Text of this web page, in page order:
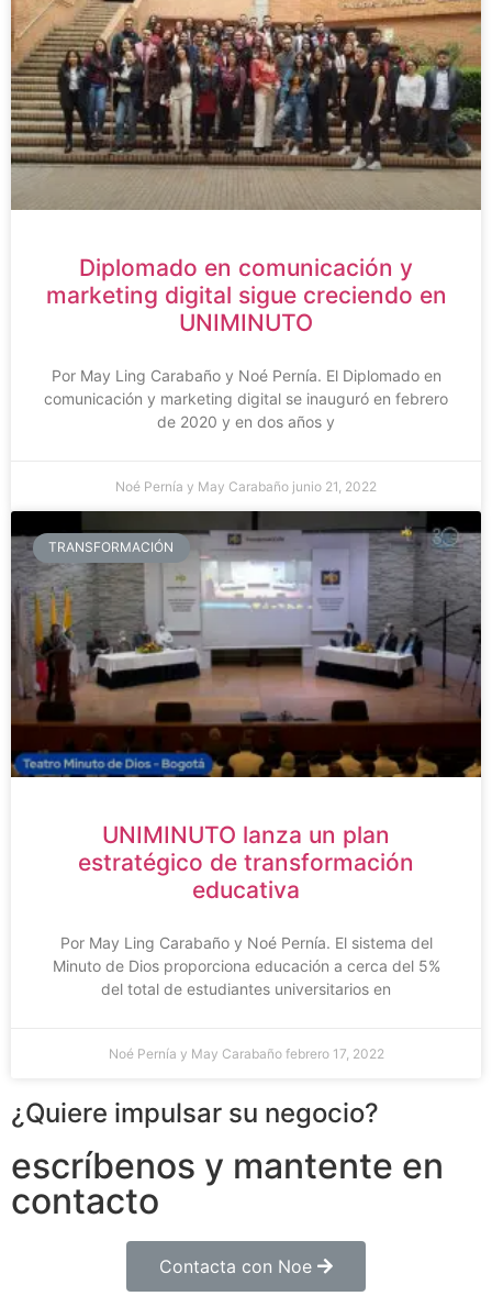
Diplomado en comunicación y
marketing digital sigue creciendo en
UNIMINUTO
Por May Ling Carabaño y Noé Pernía. El Diplomado en
comunicación y marketing digital se inauguró en febrero
de 2020 y en dos años y
Noé Pernía y May Carabaño junio 21, 2022
TRANSFORMACIÓN
UNIMINUTO lanza un plan
estratégico de transformación
educativa
Por May Ling Carabaño y Noé Pernía. El sistema del
Minuto de Dios proporciona educación a cerca del 5%
del total de estudiantes universitarios en
Noé Pernía y May Carabaño febrero 17, 2022
¿Quiere impulsar su negocio?
escríbenos y mantente en
contacto
Contacta con Noe